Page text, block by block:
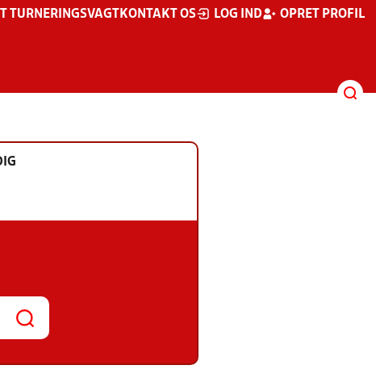
TURNERINGSVAGT KONTAKT OS LOG IND OPRET PROFIL